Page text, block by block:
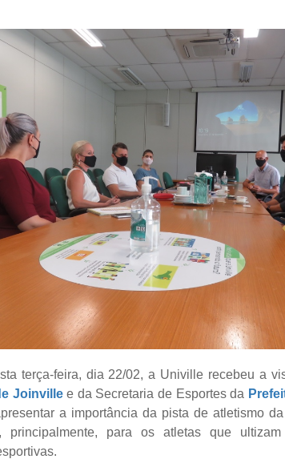
terça-feira, dia 22/02, a Univille recebeu a
Joinvillee da Secretaria de Esportes da
a importância da pista de atletismo
principalmente, para os atletas que